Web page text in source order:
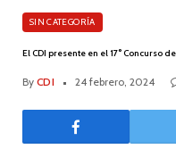
SIN CATEGORÍA
El CDI presente en el 17° Concurso
By CDI 24 febrero, 2024